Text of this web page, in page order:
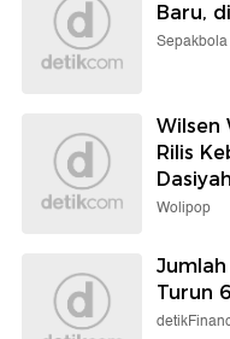
Baru,
Sepakbola
Wilsen
Rilis
Dasiyah
Wolipop
Turun